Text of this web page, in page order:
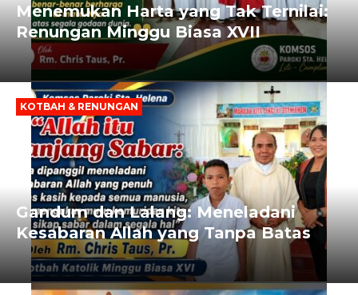
Menemukan Harta yang Tak Ternilai:
Renungan Minggu Biasa XVII
KOTBAH & RENUNGAN
Gandum dan Lalang: Meneladani
Kesabaran Allah yang Tanpa Batas